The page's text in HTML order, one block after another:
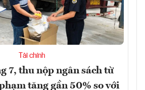
Tài chính
7, thu nộp ngân sách từ
tăng gần 50% so với